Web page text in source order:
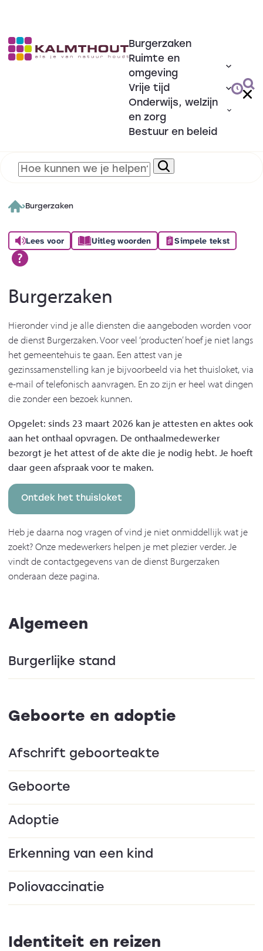
Burgerzaken
Ruimte en
omgeving
Vrije tijd
Onderwijs, welzijn
en zorg
Bestuur en beleid
Burgerzaken
Lees voor Uitleg woorden Simpele tekst
Burgerzaken
Hieronder vind je alle diensten die aangeboden worden voor
de dienst Burgerzaken. Voor veel ‘producten’ hoef je niet langs
het gemeentehuis te gaan. Een attest van je
gezinssamenstelling kan je bijvoorbeeld via het thuisloket, via
e-mail of telefonisch aanvragen. En zo zijn er heel wat dingen
die zonder een bezoek kunnen.
Opgelet: sinds 23 maart 2026 kan je attesten en aktes ook
aan het onthaal opvragen. De onthaalmedewerker
bezorgt je het attest of de akte die je nodig hebt. Je hoeft
daar geen afspraak voor te maken.
Ontdek het thuisloket
Heb je daarna nog vragen of vind je niet onmiddellijk wat je
zoekt? Onze medewerkers helpen je met plezier verder. Je
vindt de contactgegevens van de dienst Burgerzaken
onderaan deze pagina.
Algemeen
Burgerlijke stand
Geboorte en adoptie
Afschrift geboorteakte
Geboorte
Adoptie
Erkenning van een kind
Poliovaccinatie
Identiteit en reizen